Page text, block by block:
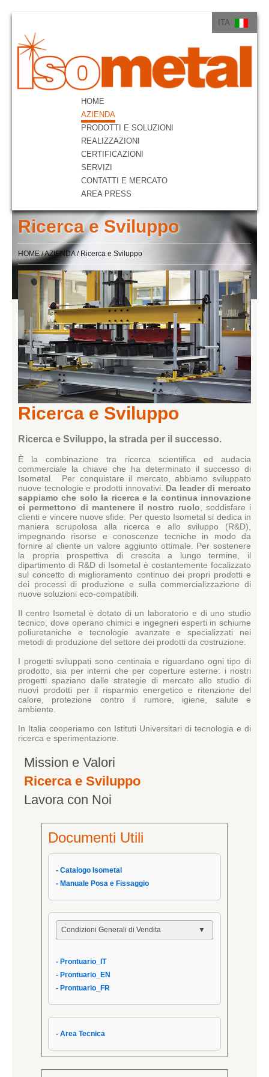
ITA
ENG
HOME
AZIENDA
PRODOTTI E SOLUZIONI
REALIZZAZIONI
CERTIFICAZIONI
SERVIZI
CONTATTI E MERCATO
AREA PRESS
Ricerca e Sviluppo
HOME/AZIENDA/ Ricerca e Sviluppo
Ricerca e Sviluppo
Ricerca e Sviluppo, la strada per il successo.
È la combinazione tra ricerca scientifica ed audacia
commerciale la chiave che ha determinato il successo di
Isometal. Per conquistare il mercato, abbiamo sviluppato
nuove tecnologie e prodotti innovativi. Da leader di mercato
sappiamo che solo la ricerca e la continua innovazione
ci permettono di mantenere il nostro ruolo , soddisfare i
clienti e vincere nuove sfide. Per questo Isometal si dedica in
maniera scrupolosa alla ricerca e allo sviluppo (R&D),
impegnando risorse e conoscenze tecniche in modo da
fornire al cliente un valore aggiunto ottimale. Per sostenere
la propria prospettiva di crescita a lungo termine, il
dipartimento di R&D di Isometal è costantemente focalizzato
sul concetto di miglioramento continuo dei propri prodotti e
dei processi di produzione e sulla commercializzazione di
nuove soluzioni eco-compatibili.
Il centro Isometal è dotato di un laboratorio e di uno studio
tecnico, dove operano chimici e ingegneri esperti in schiume
poliuretaniche e tecnologie avanzate e specializzati nei
metodi di produzione del settore dei prodotti da costruzione.
I progetti sviluppati sono centinaia e riguardano ogni tipo di
prodotto, sia per interni che per coperture esterne: i nostri
progetti spaziano dalle strategie di mercato allo studio di
nuovi prodotti per il risparmio energetico e ritenzione del
calore, protezione contro il rumore, igiene, salute e
ambiente.
In Italia cooperiamo con Istituti Universitari di tecnologia e di
ricerca e sperimentazione.
Mission e Valori
Ricerca e Sviluppo
Lavora con Noi
Documenti Utili
- Catalogo Isometal
- Manuale Posa e Fissaggio
Condizioni Generali di Vendita
- Condizioni di Vendita AIPPEG
- Prontuario_IT
- Prontuario_IT
- Prontuario_EN
- Prontuario_FR
- Area Tecnica